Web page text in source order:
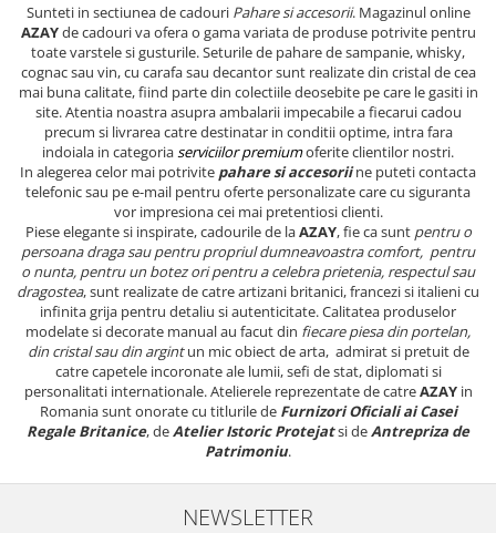
Sunteti in sectiunea de cadouri Pahare si accesorii. Magazinul online
AZAYde cadouri va ofera o gama variata de produse potrivite pentru
toate varstele si gusturile. Seturile de pahare de sampanie, whisky,
cognac sau vin, cu carafa sau decantor sunt realizate din cristal de cea
mai buna calitate, fiind parte din colectiile deosebite pe care le gasiti in
site. Atentia noastra asupra ambalarii impecabile a fiecarui cadou
precum si livrarea catre destinatar in conditii optime, intra fara
indoiala in categoriaserviciilor premiumoferite clientilor nostri.
In alegerea celor mai potrivite pahare si accesoriine puteti contacta
telefonic sau pe e-mail pentru oferte personalizate care cu siguranta
vor impresiona cei mai pretentiosi clienti.
Piese elegante si inspirate, cadourile de laAZAY, fie ca sunt pentru o
persoana draga sau pentru propriul dumneavoastra comfort, pentru
o nunta, pentru un botez ori pentru a celebra prietenia, respectul sau
dragostea, sunt realizate de catre artizani britanici, francezi si italieni cu
infinita grija pentru detaliu si autenticitate. Calitatea produselor
modelate si decorate manual au facut din fiecare piesa din portelan,
din cristal sau din argintun mic obiect de arta, admirat si pretuit de
catre capetele incoronate ale lumii, sefi de stat, diplomati si
personalitati internationale. Atelierele reprezentate de catreAZAYin
Romania sunt onorate cu titlurile de Furnizori Oficiali ai Casei
Regale Britanice, deAtelier Istoric Protejatsi deAntrepriza de
Patrimoniu.
NEWSLETTER